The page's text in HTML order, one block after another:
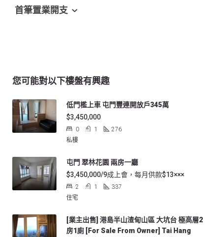
首筆置業開支
您可能對以下樓盤有興趣
低門檻上車 屯門豐連開放戶345萬
$3,450,000
0 1
276
私樓
屯門 翠林花園 兩房一廳
$3,450,000/9成上會，每月供款$13×××
2 1
337
住宅
[業主出售] 港島半山渣甸山區 大坑台 極高層2
房1廁 [For Sale From Owner] Tai Hang